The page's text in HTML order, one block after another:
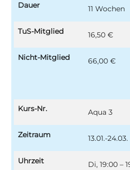
Dauer 11 Wochen
TuS-Mitglied 16,50 €
Nicht-Mitglied 66,00 €
Kurs-Nr. Aqua 3
Zeitraum 13.01.-24.03.
Uhrzeit Di, 19:00 –